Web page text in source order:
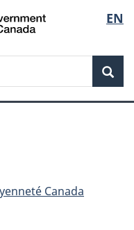
de
la
EN
Canada